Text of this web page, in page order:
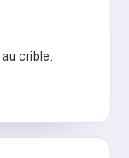
crible.